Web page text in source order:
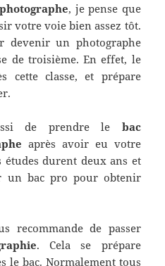
, je pense que
votre voie bien assez tôt.
devenir un photographe
de troisième. En effet, le
cette classe, et prépare
de prendre le bac
après avoir eu votre
études durent deux ans et
un bac pro pour obtenir
recommande de passer
. Cela se prépare
le bac. Normalement tous